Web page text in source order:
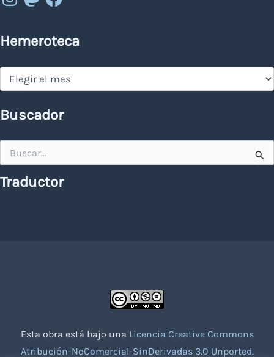
Hemeroteca
Hemeroteca
Buscador
por:
Traductor
Esta obra está bajo una Licencia Creative Commons
Atribución-NoComercial-SinDerivadas 3.0 Unported.